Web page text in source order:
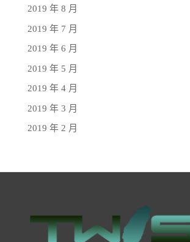
2019 年 8 月
2019 年 7 月
2019 年 6 月
2019 年 5 月
2019 年 4 月
2019 年 3 月
2019 年 2 月